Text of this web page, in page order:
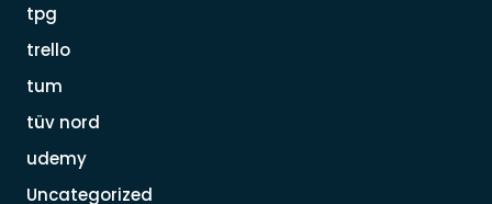
tpg
trello
tum
tüv nord
udemy
Uncategorized